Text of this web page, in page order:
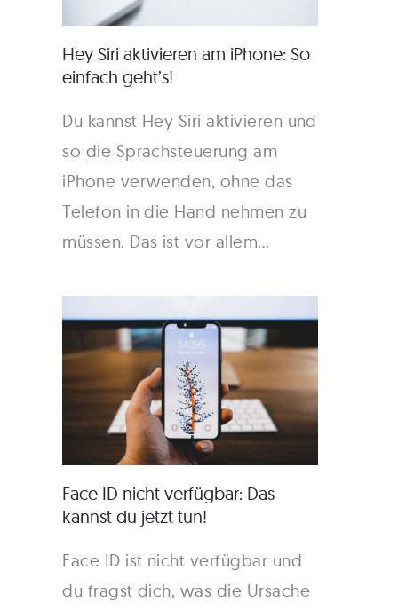
Hey Siri aktivieren am iPhone: So
einfach geht’s!
Du kannst Hey Siri aktivieren und
so die Sprachsteuerung am
iPhone verwenden, ohne das
Telefon in die Hand nehmen zu
müssen. Das ist vor allem…
Face ID nicht verfügbar: Das
kannst du jetzt tun!
Face ID ist nicht verfügbar und
du fragst dich, was die Ursache